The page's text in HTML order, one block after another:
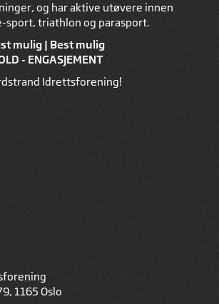
og har aktive utøvere innen
sport, triathlon og parasport.
mulig | Best mulig
- ENGASJEMENT
Idrettsforening!
1165 Oslo